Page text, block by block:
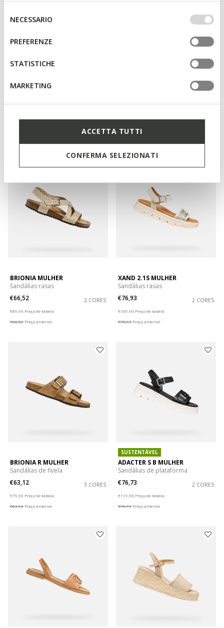
base dei tuoi gusti ed interessi. Selezionando
IMPOSTAZIONI potrai anche scegliere quali cookies ed
altri strumenti di tracciamento autorizzare. Per maggiori
informazioni o per modificare in qualsiasi momento le
tue impostazioni, visita la nostra
del
consenso
NECESSARIO
PREFERENZE
STATISTICHE
MARKETING
ACCETTA TUTTI
CONFERMA SELEZIONATI
BRIONIA MULHER
Sandálias rasas
€66,52
2 CORES
€89,90 Preço de tabela
€66,52 Preço anterior
XAND 2.1S MULHER
Sandálias rasas
€76,93
2 CORES
€109,90 Preço de tabela
€76,93 Preço anterior
BRIONIA R MULHER
Sandálias de fivela
€63,12
3 CORES
€79,90 Preço de tabela
€63,12 Preço anterior
SUSTENTÁVEL
ADACTER S B MULHER
Sandálias de plataforma
€76,73
2 CORES
€119,90 Preço de tabela
€76,73 Preço anterior